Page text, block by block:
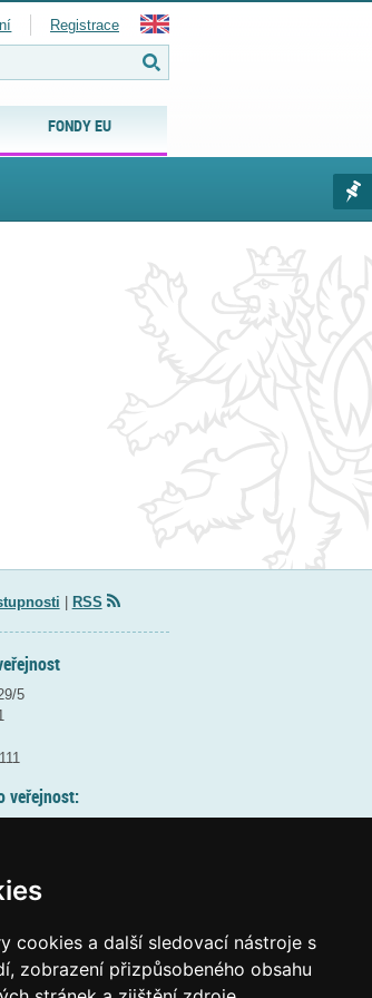
cookies a další sledovací nástroje s
zobrazení přizpůsobeného obsahu
FONDY EU
Registrace
RSS
5
veřejnost: